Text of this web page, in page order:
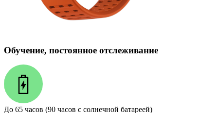
Обучение, постоянное отслеживание
До 65 часов (90 часов с солнечной батареей)